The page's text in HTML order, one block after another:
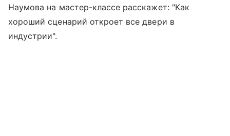
Наумова на мастер-классе расскажет: "Как
хороший сценарий откроет все двери в
индустрии".